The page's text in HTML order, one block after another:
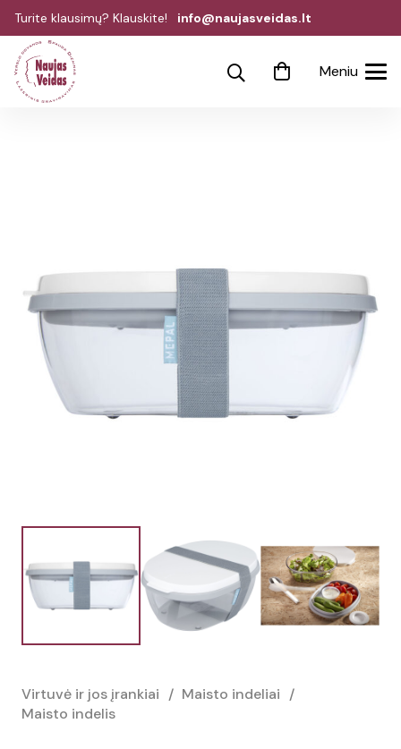
Turite klausimų? Klauskite! info@naujasveidas.lt
Meniu
Virtuvė ir jos įrankiai / Maisto indeliai /
Maisto indelis